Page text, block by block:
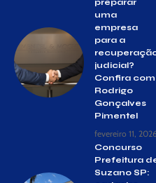
preparar
uma
empresa
para a
judicial?
Confira com
Rodrigo
Gonçalves
Pimentel
fevereiro 11,
Concurso
Prefeitura
Suzano SP: